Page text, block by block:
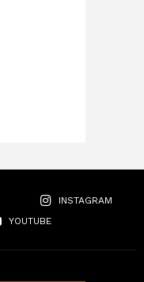
INSTAGRAM
YOUTUBE